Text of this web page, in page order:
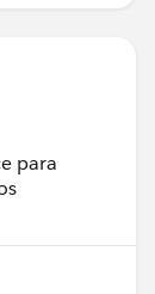
para